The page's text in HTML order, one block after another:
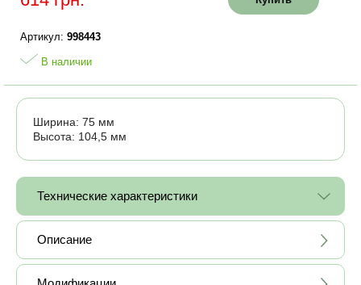
Артикул: 998443
В наличии
Ширина: 75 мм
Высота: 104,5 мм
Технические характеристики
Описание